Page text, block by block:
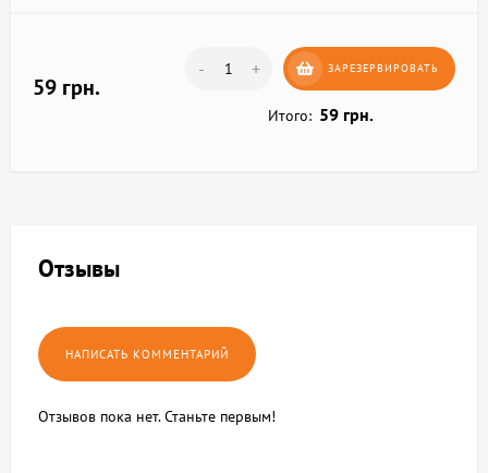
59 грн.
- + ЗАРЕЗЕРВИРОВАТЬ
Итого: 59 грн.
Отзывы
Отзывов пока нет. Станьте первым!